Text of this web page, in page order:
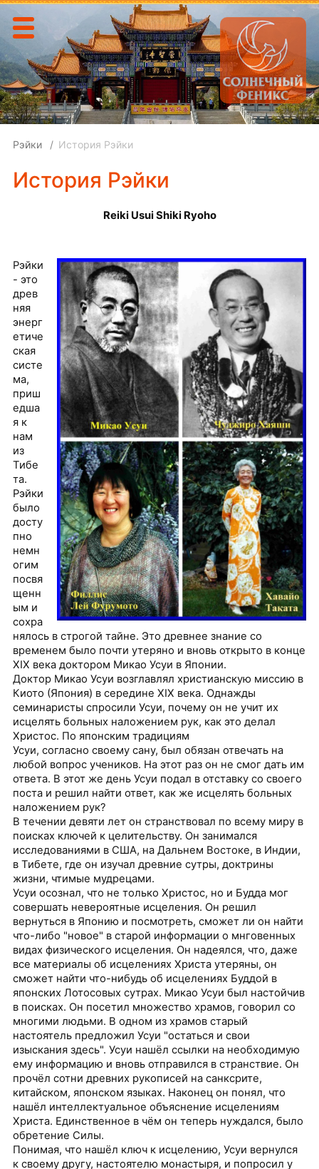
Рэйки История Рэйки
История Рэйки
Reiki Usui Shiki Ryoho
Рэйки
- это
древ
няя
энерг
етиче
ская
систе
ма,
приш
едша
я к
нам
из
Тибе
та.
Рэйки
было
досту
пно
немн
огим
посвя
щенн
ым и
сохра
нялось в строгой тайне. Это древнее знание со
временем было почти утеряно и вновь открыто в конце
XIX века доктором Микао Усуи в Японии.
Доктор Микао Усуи возглавлял христианскую миссию в
Киото (Япония) в середине XIX века. Однажды
семинаристы спросили Усуи, почему он не учит их
исцелять больных наложением рук, как это делал
Христос. По японским традициям
Усуи, согласно своему сану, был обязан отвечать на
любой вопрос учеников. На этот раз он не смог дать им
ответа. В этот же день Усуи подал в отставку со своего
поста и решил найти ответ, как же исцелять больных
наложением рук?
В течении девяти лет он странствовал по всему миру в
поисках ключей к целительству. Он занимался
исследованиями в США, на Дальнем Востоке, в Индии,
в Тибете, где он изучал древние сутры, доктрины
жизни, чтимые мудрецами.
Усуи осознал, что не только Христос, но и Будда мог
совершать невероятные исцеления. Он решил
вернуться в Японию и посмотреть, сможет ли он найти
что-либо "новое" в старой информации о мнговенных
видах физического исцеления. Он надеялся, что, даже
все материалы об исцелениях Христа утеряны, он
сможет найти что-нибудь об исцелениях Буддой в
японских Лотосовых сутрах. Микао Усуи был настойчив
в поисках. Он посетил множество храмов, говорил со
многими людьми. В одном из храмов старый
настоятель предложил Усуи "остаться и свои
изыскания здесь". Усуи нашёл ссылки на необходимую
ему информацию и вновь отправился в странствие. Он
прочёл сотни древних рукописей на санксрите,
китайском, японском языках. Наконец он понял, что
нашёл интеллектуальное объяснение исцелениям
Христа. Единственное в чём он теперь нуждался, было
обретение Силы.
Понимая, что нашёл ключ к исцелению, Усуи вернулся
к своему другу, настоятелю монастыря, и попросил у